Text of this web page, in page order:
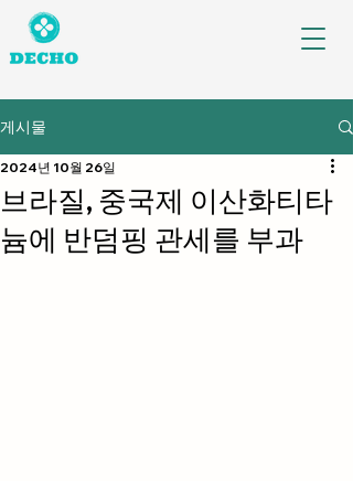
게시물
브라질, 중국제 이산화티타
늄에 반덤핑 관세를 부과
2024년 10월 26일